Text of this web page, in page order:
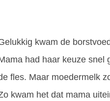
kwam de
had haar keuze snel
fles. Maar moedermelk
kwam het dat mama